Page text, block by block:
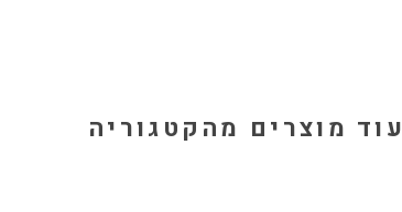
עוד מוצרים מהקטגוריה